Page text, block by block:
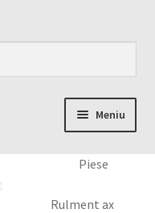
Meniu
Piese
Rulment ax